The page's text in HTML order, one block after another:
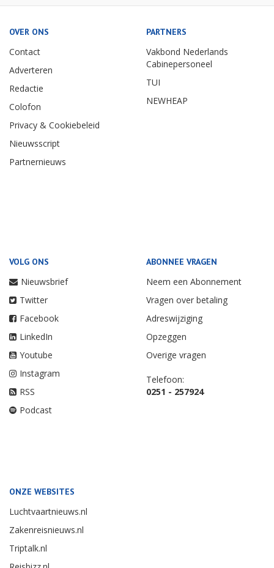
OVER ONS
Contact
Adverteren
Redactie
Colofon
Privacy & Cookiebeleid
Nieuwsscript
Partnernieuws
PARTNERS
Vakbond Nederlands
Cabinepersoneel
TUI
NEWHEAP
VOLG ONS
Nieuwsbrief
Twitter
Facebook
LinkedIn
Youtube
Instagram
RSS
Podcast
ABONNEE VRAGEN
Neem een Abonnement
Vragen over betaling
Adreswijziging
Opzeggen
Overige vragen
Telefoon:
0251 - 257924
ONZE WEBSITES
Luchtvaartnieuws.nl
Zakenreisnieuws.nl
Triptalk.nl